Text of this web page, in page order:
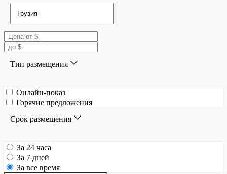
Тип размещения
Онлайн-показ
Горячие предложения
Срок размещения
За 24 часа
За 7 дней
За все время